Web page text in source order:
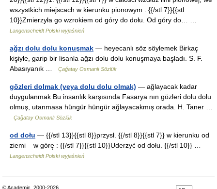
wszystkich miejscach w kierunku pionowym : {{/stl 7}}{{stl
10}}Zmierzyła go wzrokiem od góry do dołu. Od góry do… …
Langenscheidt Polski wyjaśnień
ağzı dolu dolu konuşmak — heyecanlı söz söylemek Birkaç
kişiyle, garip bir lisanla ağzı dolu dolu konuşmaya başladı. S. F.
Abasıyanık …
Çağatay Osmanlı Sözlük
gözleri dolmak (veya dolu dolu olmak) — ağlayacak kadar
duygulanmak Bu insanlık karşısında Fasarya nın gözleri dolu dolu
olmuş, utanmasa hüngür hüngür ağlayacakmış orada. H. Taner …
Çağatay Osmanlı Sözlük
od dołu — {{/stl 13}}{{stl 8}}przysł. {{/stl 8}}{{stl 7}} w kierunku od
ziemi – w górę : {{/stl 7}}{{stl 10}}Uderzyć od dołu. {{/stl 10}} …
Langenscheidt Polski wyjaśnień
© Academic, 2000-2026